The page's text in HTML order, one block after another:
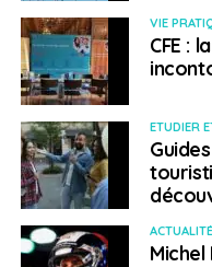
en 2022, et s’agissant
s’élevait à 866 en 2017
Un mot
Stafe
vœux lorsqu’il s’était
VIE
CFE :
ETUDIER